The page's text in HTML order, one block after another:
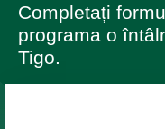
Completați
programa o
Tigo.